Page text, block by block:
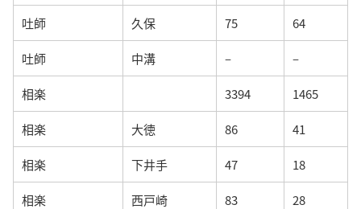
吐師 久保 75 64
吐師 中溝 – –
相楽 3394 1465
相楽 大徳 86 41
相楽 下井手 47 18
相楽 西戸崎 83 28